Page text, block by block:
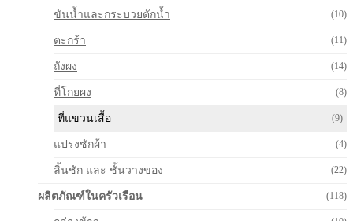
ขันน้ำและกระบวยตักน้ำ (10)
ตะกร้า (11)
ถังผง (14)
ที่โกยผง (8)
ที่แขวนเสื้อ (9)
แปรงซักผ้า (4)
ลิ้นชัก และ ชั้นวางของ (22)
ผลิตภัณฑ์ในครัวเรือน (118)